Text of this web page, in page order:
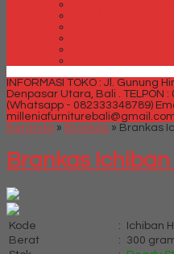
INFORMASI TOKO : Jl. Gunung
Denpasar Utara, Bali . TELPON
(Whatsapp - 082333348789)
Beranda » Brankas » Brankas
Brankas Ichiban
Kode :
Ichiban
Berat
:
300